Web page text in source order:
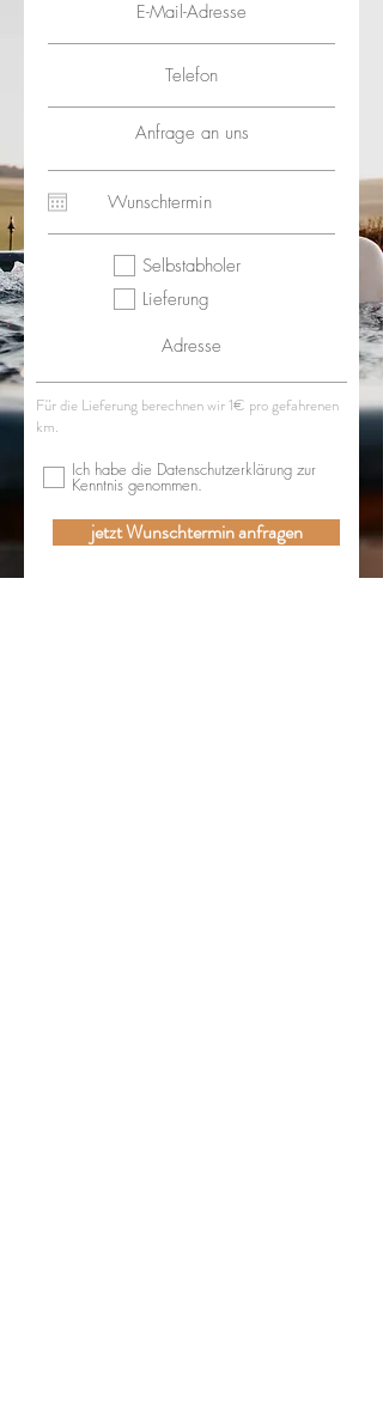
Selbstabholer
Lieferung
Für die Lieferung berechnen wir 1€ pro gefahrenen
km.
Ich habe die Datenschutzerklärung zur
Kenntnis genommen.
jetzt Wunschtermin anfragen